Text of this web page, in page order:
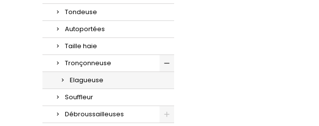
Tondeuse
Autoportées
Taille haie
Tronçonneuse
Elagueuse
Souffleur
Débroussailleuses